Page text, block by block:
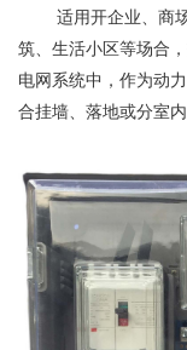
适用开企业、商场
筑、生活小区等场合
电网系统中，作为动
合挂墙、落地或分室